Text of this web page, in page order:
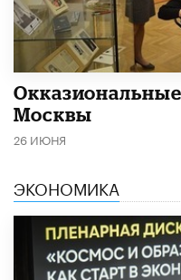
Москвы
26 ИЮНЯ
ЭКОНОМИКА